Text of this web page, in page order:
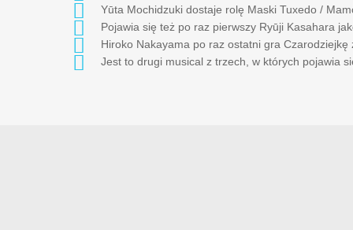
Yūta Mochidzuki dostaje rolę Maski Tuxedo /
Pojawia się też po raz pierwszy Ryūji Kasahara
Hiroko Nakayama po raz ostatni gra Czarodziejkę
Jest to drugi musical z trzech, w których pojawia